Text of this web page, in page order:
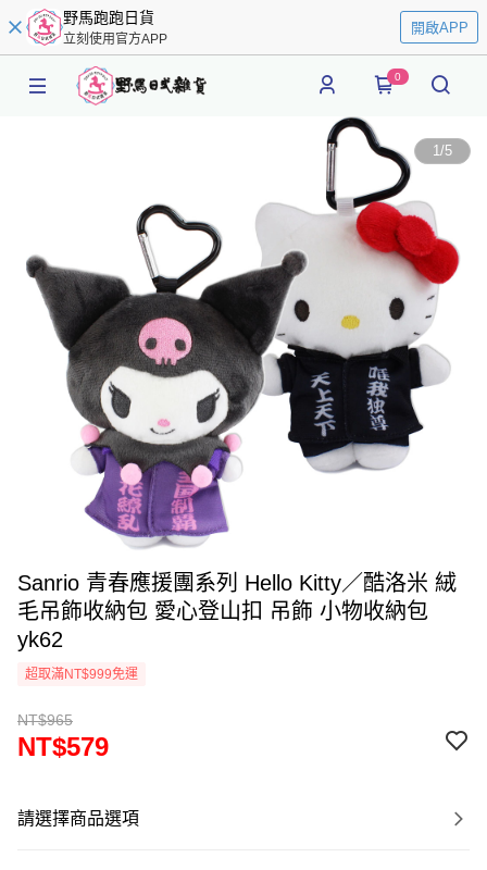
野馬跑跑日貨
立刻使用官方APP
開啟APP
0
1/5
Sanrio 青春應援團系列 Hello Kitty／酷洛米 絨
毛吊飾收納包 愛心登山扣 吊飾 小物收納包
yk62
超取滿NT$999免運
NT$965
NT$579
請選擇商品選項